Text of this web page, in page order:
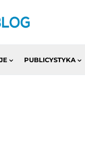
PUBLICYSTYKA